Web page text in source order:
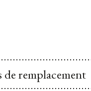
remplacement